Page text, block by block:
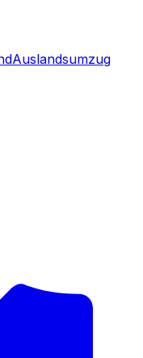
Auslandsumzug